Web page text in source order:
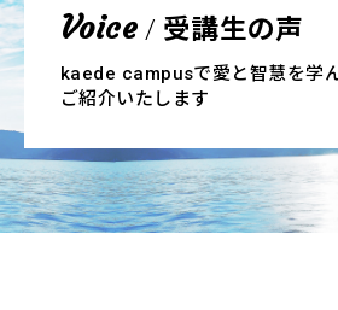
Voice / 受講生の声
kaede campusで愛と智慧を学
ご紹介いたします